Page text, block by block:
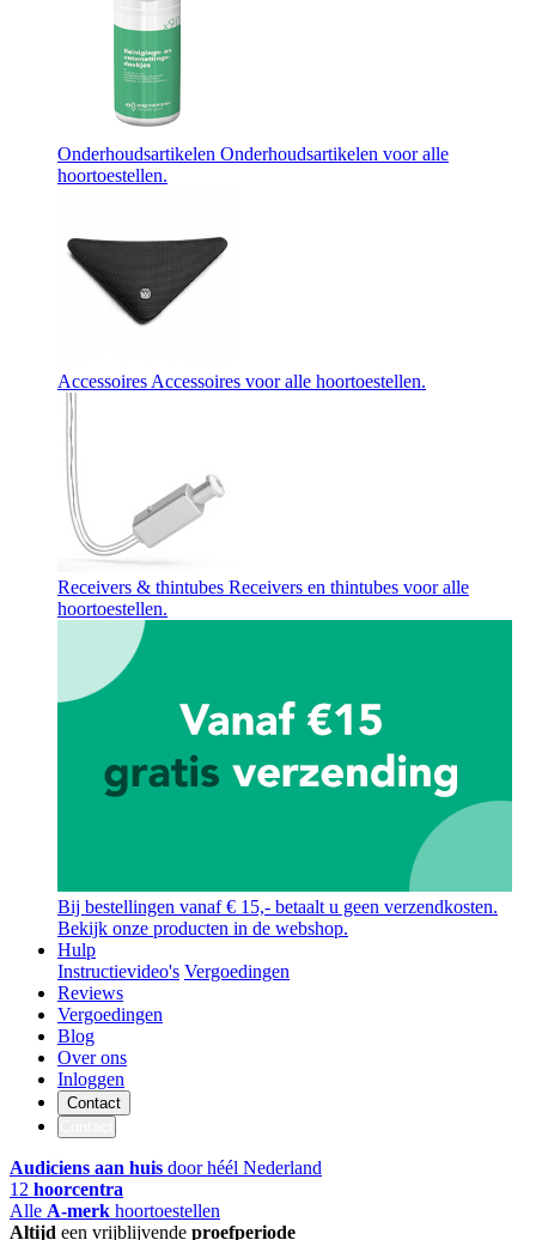
Onderhoudsartikelen Onderhoudsartikelen voor alle
hoortoestellen.
AccessoiresAccessoires voor alle hoortoestellen.
Receivers & thintubes Receivers en thintubes voor alle
hoortoestellen.
Bij bestellingen vanaf € 15,- betaalt u geen verzendkosten.
Bekijk onze producten in de webshop.
Hulp
Instructievideo's Vergoedingen
Reviews
Vergoedingen
Blog
Over ons
Inloggen
Contact
Audiciens aan huis door héél Nederland
12 hoorcentra
Alle A-merk hoortoestellen
Altijd een vrijblijvende proefperiode